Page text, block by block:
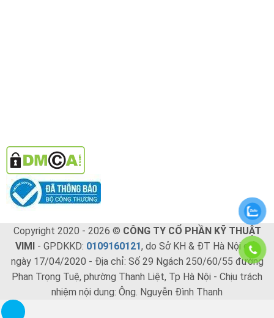
Copyright 2020 - 2026 © CÔNG TY CỔ PHẦN KỸ THUẬT
VIMI- GPDKKD: 0109160121, do Sở KH & ĐT Hà Nội cấp
ngày 17/04/2020 - Địa chỉ: Số 29 Ngách 250/60/55 đường
Phan Trọng Tuệ, phường Thanh Liệt, Tp Hà Nội - Chịu trách
nhiệm nội dung: Ông. Nguyễn Đình Thanh